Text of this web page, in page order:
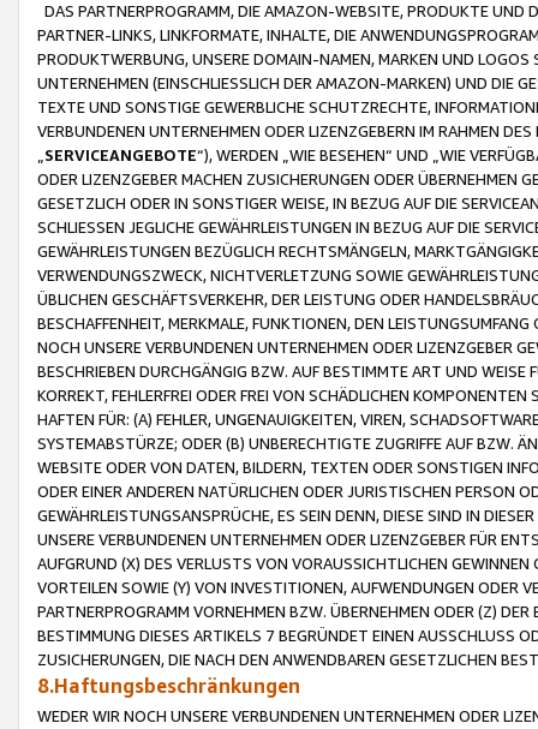
DAS PARTNERPROGRAMM, DIE AMAZON-WEBSITE, PRODUKTE UND
PARTNER-LINKS, LINKFORMATE, INHALTE, DIE
PRODUKTWERBUNG, UNSERE DOMAIN-NAMEN, MARKEN UND
UNTERNEHMEN (EINSCHLIESSLICH DER AMAZON-MARKEN) UND DIE
TEXTE UND SONSTIGE GEWERBLICHE SCHUTZRECHTE,
VERBUNDENEN UNTERNEHMEN ODER LIZENZGEBERN IM RAHMEN
SERVICEANGEBOTE“), WERDEN „WIE BESEHEN“ UND „WIE
ODER LIZENZGEBER MACHEN ZUSICHERUNGEN ODER ÜBERNEHMEN
GESETZLICH ODER IN SONSTIGER WEISE, IN BEZUG AUF DIE
SCHLIESSEN JEGLICHE GEWÄHRLEISTUNGEN IN BEZUG AUF DIE
GEWÄHRLEISTUNGEN BEZÜGLICH RECHTSMÄNGELN,
VERWENDUNGSZWECK, NICHTVERLETZUNG SOWIE
ÜBLICHEN GESCHÄFTSVERKEHR, DER LEISTUNG ODER
BESCHAFFENHEIT, MERKMALE, FUNKTIONEN, DEN
NOCH UNSERE VERBUNDENEN UNTERNEHMEN ODER LIZENZGEBER
BESCHRIEBEN DURCHGÄNGIG BZW. AUF BESTIMMTE ART UND
KORREKT, FEHLERFREI ODER FREI VON SCHÄDLICHEN
HAFTEN FÜR: (A) FEHLER, UNGENAUIGKEITEN, VIREN,
SYSTEMABSTÜRZE; ODER (B) UNBERECHTIGTE ZUGRIFFE AUF BZW.
WEBSITE ODER VON DATEN, BILDERN, TEXTEN ODER SONSTIGEN
ODER EINER ANDEREN NATÜRLICHEN ODER JURISTISCHEN PERSON
GEWÄHRLEISTUNGSANSPRÜCHE, ES SEIN DENN, DIESE SIND IN
UNSERE VERBUNDENEN UNTERNEHMEN ODER LIZENZGEBER FÜR
AUFGRUND (X) DES VERLUSTS VON VORAUSSICHTLICHEN
VORTEILEN SOWIE (Y) VON INVESTITIONEN, AUFWENDUNGEN ODER
PARTNERPROGRAMM VORNEHMEN BZW. ÜBERNEHMEN ODER (Z)
BESTIMMUNG DIESES ARTIKELS 7 BEGRÜNDET EINEN AUSSCHLUSS
ZUSICHERUNGEN, DIE NACH DEN ANWENDBAREN GESETZLICHEN
8.Haftungsbeschränkungen
WEDER WIR NOCH UNSERE VERBUNDENEN UNTERNEHMEN ODER